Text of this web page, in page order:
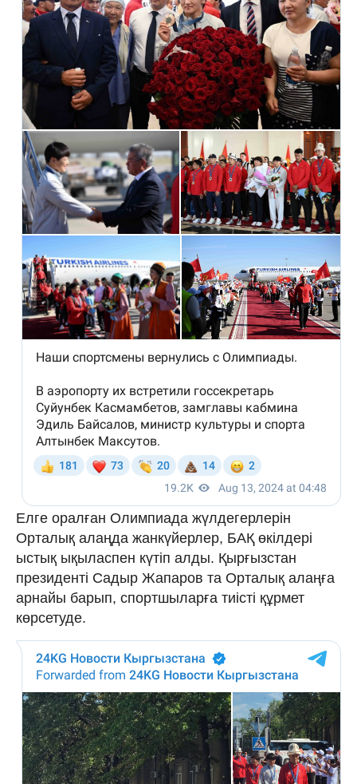
Елге оралған Олимпиада жүлдегерлерін
Орталық алаңда жанкүйерлер, БАҚ өкілдері
ыстық ықыласпен күтіп алды. Қырғызстан
президенті Садыр Жапаров та Орталық алаңға
арнайы барып, спортшыларға тиісті құрмет
көрсетуде.